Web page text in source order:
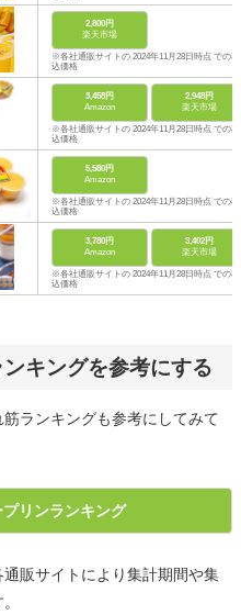
2,800円
楽天市場
※各社通販サイトの 2024年11月28日時点 での税
込価格
3,458円
Amazon
2,948円
楽天市場
※各社通販サイトの 2024年11月28日時点 での税
込価格
5,580円
Amazon
※各社通販サイトの 2024年11月28日時点 での税
込価格
3,780円
Amazon
3,402円
楽天市場
※各社通販サイトの 2024年11月28日時点 での税
込価格
キングを参考にする
ランキングも参考にしてみて
リンランキング
販サイトにより集計期間や集